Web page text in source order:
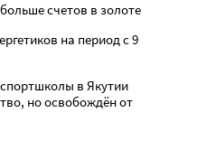
счетов в золоте
на период с 9
в Якутии
но освобождён от